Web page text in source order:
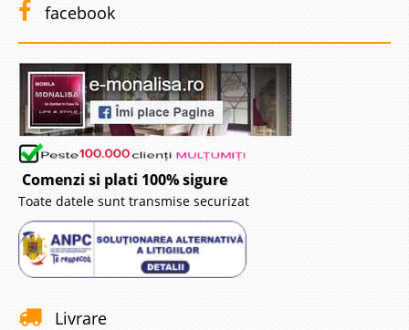
facebook
Comenzi si plati 100% sigure
Toate datele sunt transmise securizat
Livrare